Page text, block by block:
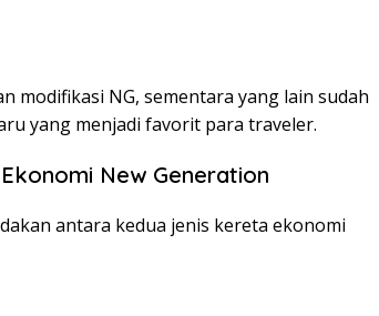
modifikasi NG, sementara yang lain sudah
yang menjadi favorit para traveler.
New Generation
antara kedua jenis kereta ekonomi